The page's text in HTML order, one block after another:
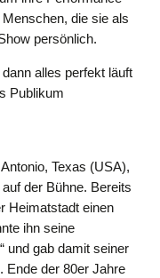
die sie als
persönlich.
alles perfekt läuft
Publikum
Texas (USA),
der Bühne. Bereits
Heimatstadt einen
ihn seine
und gab damit seiner
Ende der 80er Jahre